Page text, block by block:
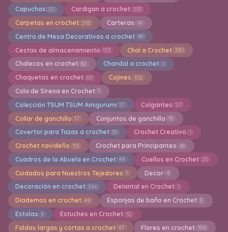
Capuchas 50 Cardigan a crochet 233
Carpetas en crochet 293 Carteras 41
Centro de Mesa Decorativos a crochet 48
Cestas de almacenamiento 123 Chal a Crochet 330
Chalecos en crochet 82 Chandal a crochet 1
Chaquetas en crochet 69 Cojines 102
Cola de Sirena en Crochet 1
Colección TSUM TSUM Amigurumi 17 Colgantes 27
Collar de ganchillo 17 Conjuntos de ganchillo 15
Covertor para Tazas a crochet 33 Crochet Creativo 1
Crochet navideño 113 Crochet para Principantes 41
Cuadros de la Abuela en Crochet 49 Cuellos en Crochet 20
Cuidados para Nuestros Tejedores 1 Decor 4
Decoración en crochet 344 Delantal en Crochet 1
Diademas en crochet 49 Esponjas de baño en Crochet 5
Estolas 3 Estuches en Crochet 32
Faldas largas y cortas a crochet 47 Flores en crochet 156